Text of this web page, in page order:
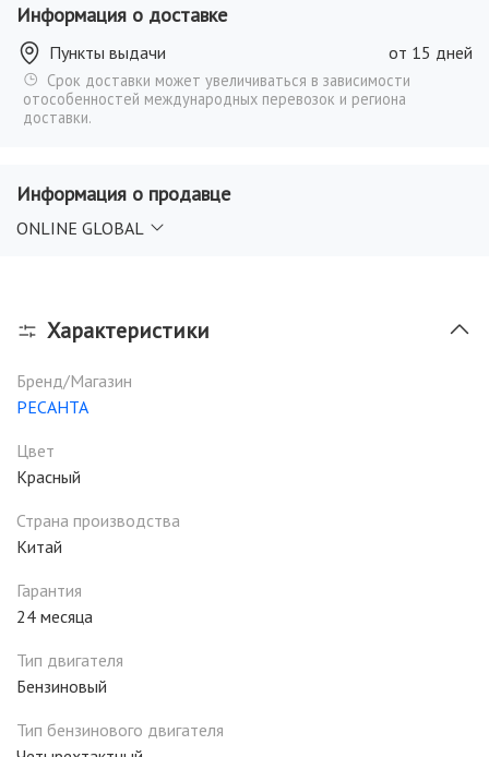
Информация о доставке
Пункты выдачи от 15 дней
Срок доставки может увеличиваться в зависимости
отособенностей международных перевозок и региона
доставки.
Информация о продавце
ONLINE GLOBAL
Характеристики
Бренд/Магазин
РЕСАНТА
Цвет
Красный
Страна производства
Китай
Гарантия
24 месяца
Тип двигателя
Бензиновый
Тип бензинового двигателя